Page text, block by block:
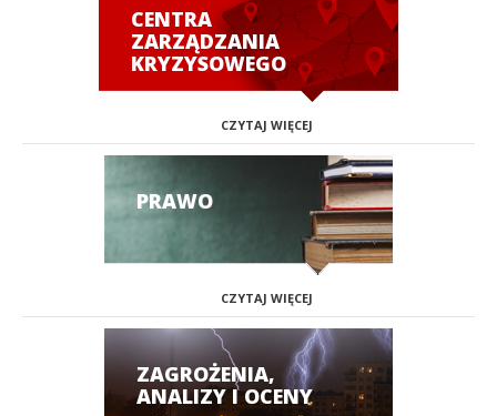
CENTRA
ZARZĄDZANIA
KRYZYSOWEGO
CZYTAJ WIĘCEJ
PRAWO
CZYTAJ WIĘCEJ
ZAGROŻENIA,
ANALIZY I OCENY